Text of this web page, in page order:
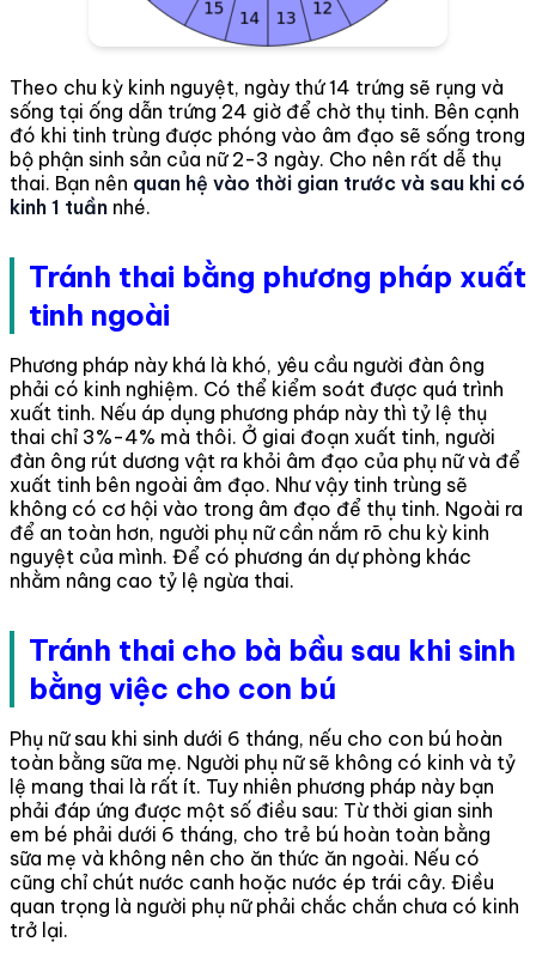
Theo chu kỳ kinh nguyệt, ngày thứ 14 trứng sẽ rụng và
sống tại ống dẫn trứng 24 giờ để chờ thụ tinh. Bên cạnh
đó khi tinh trùng được phóng vào âm đạo sẽ sống trong
bộ phận sinh sản của nữ 2-3 ngày. Cho nên rất dễ thụ
thai. Bạn nên quan hệ vào thời gian trước và sau khi có
kinh 1 tuần nhé.
Tránh thai bằng phương pháp xuất
tinh ngoài
Phương pháp này khá là khó, yêu cầu người đàn ông
phải có kinh nghiệm. Có thể kiểm soát được quá trình
xuất tinh. Nếu áp dụng phương pháp này thì tỷ lệ thụ
thai chỉ 3%-4% mà thôi. Ở giai đoạn xuất tinh, người
đàn ông rút dương vật ra khỏi âm đạo của phụ nữ và để
xuất tinh bên ngoài âm đạo. Như vậy tinh trùng sẽ
không có cơ hội vào trong âm đạo để thụ tinh. Ngoài ra
để an toàn hơn, người phụ nữ cần nắm rõ chu kỳ kinh
nguyệt của mình. Để có phương án dự phòng khác
nhằm nâng cao tỷ lệ ngừa thai.
Tránh thai cho bà bầu sau khi sinh
bằng việc cho con bú
Phụ nữ sau khi sinh dưới 6 tháng, nếu cho con bú hoàn
toàn bằng sữa mẹ. Người phụ nữ sẽ không có kinh và tỷ
lệ mang thai là rất ít. Tuy nhiên phương pháp này bạn
phải đáp ứng được một số điều sau: Từ thời gian sinh
em bé phải dưới 6 tháng, cho trẻ bú hoàn toàn bằng
sữa mẹ và không nên cho ăn thức ăn ngoài. Nếu có
cũng chỉ chút nước canh hoặc nước ép trái cây. Điều
quan trọng là người phụ nữ phải chắc chắn chưa có kinh
trở lại.